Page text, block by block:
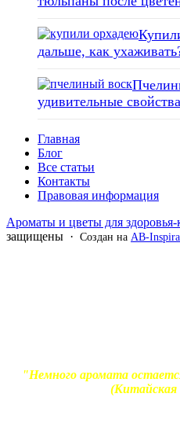
дальше, как
удивительные
Главная
Блог
Все статьи
Контакты
Правовая информация
Ароматы и цветы для здоровья-
защищены · Создан на AB-
"Немного аромата
(Китайская